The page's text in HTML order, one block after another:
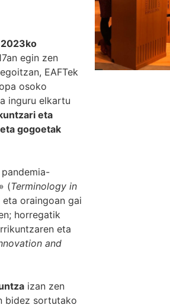
2023ko
egin zen
EAFTek
osoko
inguru elkartu
eta
gogoetak
(Terminology in
oraingoan gai
horregatik
eta
and
izan zen
bidez sortutako